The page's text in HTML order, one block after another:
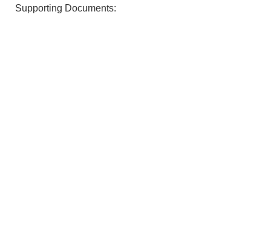
Supporting Documents: